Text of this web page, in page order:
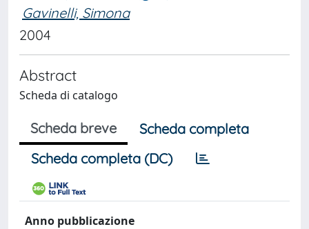
Gavinelli, Simona
2004
Abstract
Scheda di catalogo
Scheda breve
Scheda completa
Scheda completa (DC)
Anno pubblicazione